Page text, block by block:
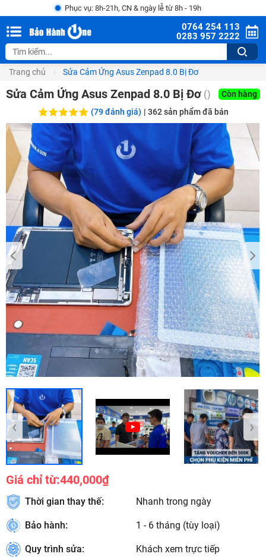
Phục vụ: 8h-21h, CN & ngày lễ từ 8h - 19h
0764 254 113
0283 957 2222
Trang chủ Sửa Cảm Ứng Asus Zenpad 8.0 Bị Đơ
Sửa Cảm Ứng Asus Zenpad 8.0 Bị Đơ ()
Còn hàng
(79 đánh giá) | 362sản phẩm đã bán
‹ ›
Giá chỉ từ:440,000₫
Thời gian thay thế: Nhanh trong ngày
Bảo hành: 1 - 6 tháng (tùy loại)
Quy trình sửa: Khách xem trực tiếp